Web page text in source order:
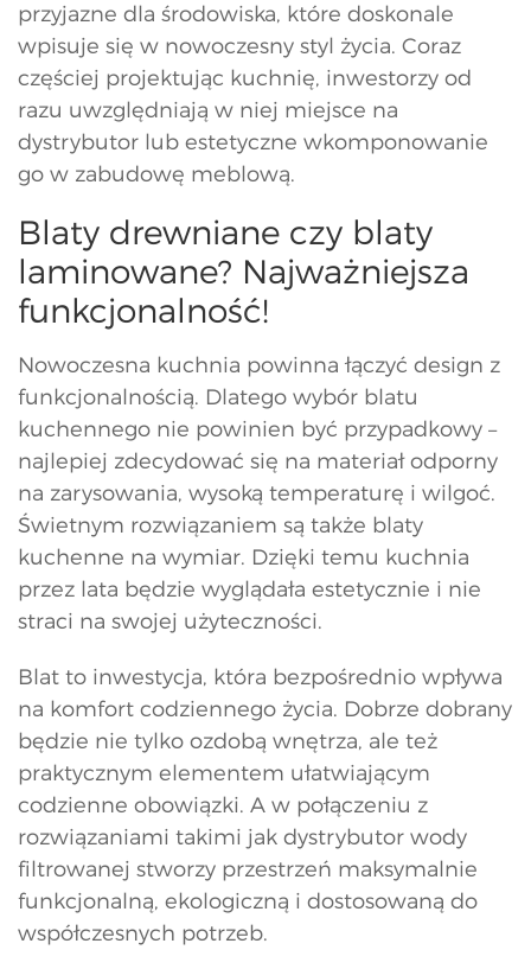
przyjazne dla środowiska, które doskonale
wpisuje się w nowoczesny styl życia. Coraz
częściej projektując kuchnię, inwestorzy od
razu uwzględniają w niej miejsce na
dystrybutor lub estetyczne wkomponowanie
go w zabudowę meblową.
Blaty drewniane czy blaty
laminowane? Najważniejsza
funkcjonalność!
Nowoczesna kuchnia powinna łączyć design z
funkcjonalnością. Dlatego wybór blatu
kuchennego nie powinien być przypadkowy –
najlepiej zdecydować się na materiał odporny
na zarysowania, wysoką temperaturę i wilgoć.
Świetnym rozwiązaniem są także blaty
kuchenne na wymiar. Dzięki temu kuchnia
przez lata będzie wyglądała estetycznie i nie
straci na swojej użyteczności.
Blat to inwestycja, która bezpośrednio wpływa
na komfort codziennego życia. Dobrze dobrany
będzie nie tylko ozdobą wnętrza, ale też
praktycznym elementem ułatwiającym
codzienne obowiązki. A w połączeniu z
rozwiązaniami takimi jak dystrybutor wody
filtrowanej stworzy przestrzeń maksymalnie
funkcjonalną, ekologiczną i dostosowaną do
współczesnych potrzeb.